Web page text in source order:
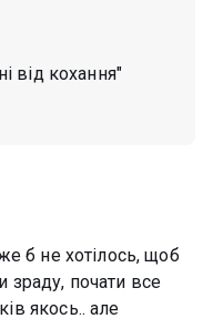
від кохання"
б не хотілось, щоб
зраду, почати все
якось.. але